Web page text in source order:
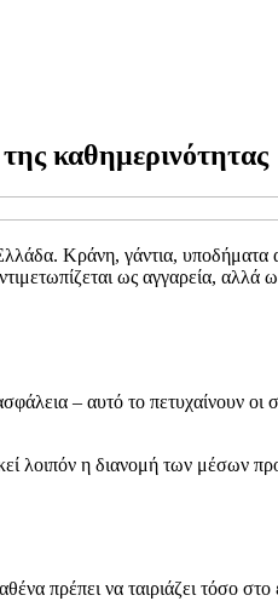
καθημερινότητας
Κράνη, γάντια, υποδήματα
ως αγγαρεία, αλλά
– αυτό το πετυχαίνουν οι
λοιπόν η διανομή των μέσων
πρέπει να ταιριάζει τόσο στο